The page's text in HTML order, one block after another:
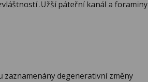
.Užší páteřní kanál a foraminy
zaznamenány degenerativní změny